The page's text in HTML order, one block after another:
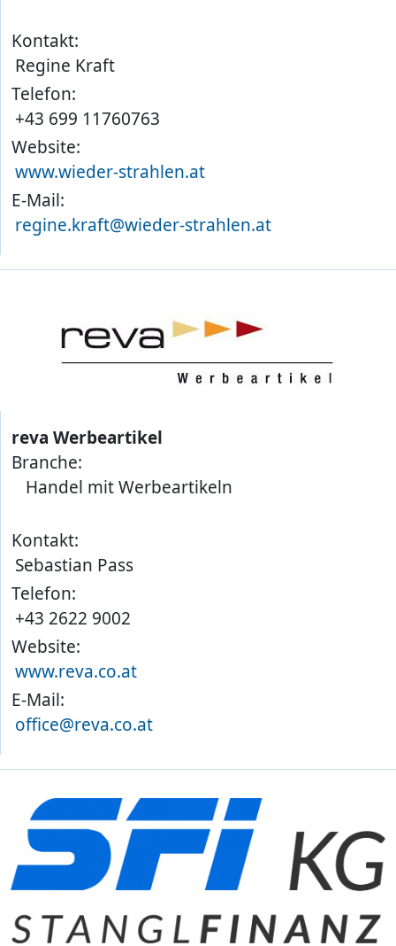
Kontakt:
Regine Kraft
Telefon:
+43 699 11760763
Website:
www.wieder-strahlen.at
E-Mail:
regine.kraft@wieder-strahlen.at
reva Werbeartikel
Branche:
Handel mit Werbeartikeln
Kontakt:
Sebastian Pass
Telefon:
+43 2622 9002
Website:
www.reva.co.at
E-Mail:
office@reva.co.at